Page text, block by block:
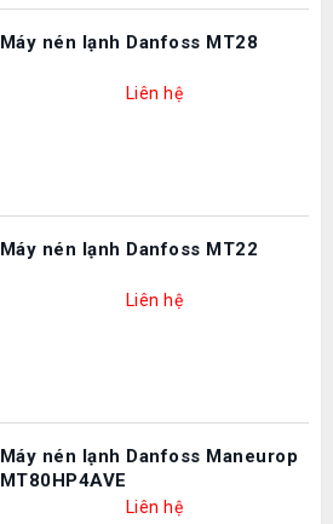
Máy nén lạnh Danfoss MT28
Liên hệ
Máy nén lạnh Danfoss MT22
Liên hệ
Máy nén lạnh Danfoss Maneurop
MT80HP4AVE
Liên hệ